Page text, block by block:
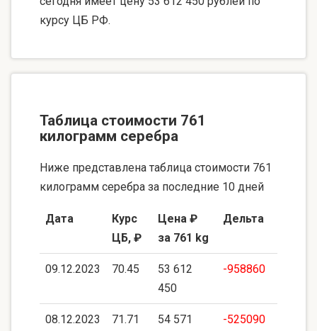
курсу ЦБ РФ.
Таблица стоимости 761
килограмм серебра
Ниже представлена таблица стоимости 761
килограмм серебра за последние 10 дней
Дата
Курс
ЦБ, ₽
Цена ₽
за 761 kg
Дельта
09.12.2023 70.45
53 612
450
-958860
08.12.2023 71.71
54 571
-525090